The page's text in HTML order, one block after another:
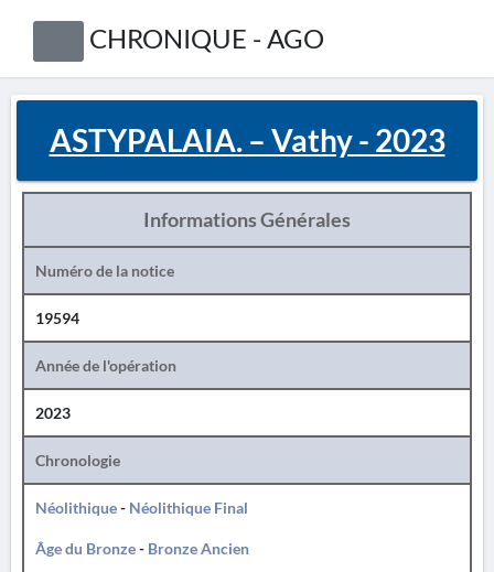
CHRONIQUE - AGO
ASTYPALAIA. – Vathy - 2023
Informations Générales
Numéro de la notice
19594
Année de l'opération
2023
Chronologie
Néolithique- Néolithique Final
Âge du Bronze- Bronze Ancien